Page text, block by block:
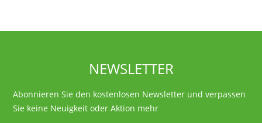
NEWSLETTER
Abonnieren Sie den kostenlosen Newsletter und verpassen
Sie keine Neuigkeit oder Aktion mehr